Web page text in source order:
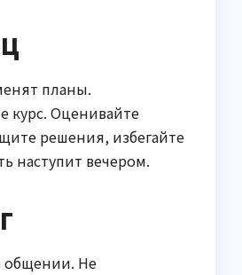
планы.
курс. Оценивайте
решения, избегайте
наступит вечером.
общении. Не